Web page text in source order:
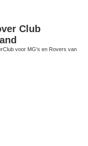
Club
voor MG's en Rovers van